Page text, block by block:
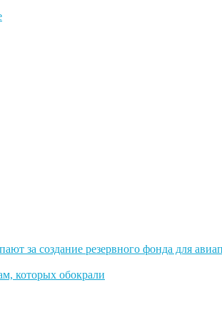
за создание резервного фонда для
которых обокрали